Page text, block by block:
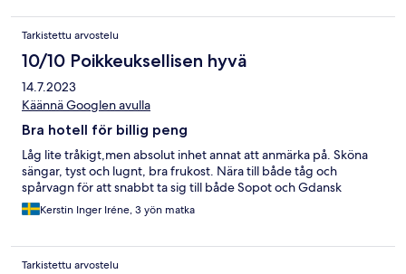
were brown and without taste. There was no cold water and the
juice was watered out. Do not stay here, if you want too do
yourself a favor.
Tarkistettu arvostelu
10/10 Poikkeuksellisen hyvä
14.7.2023
Käännä Googlen avulla
Bra hotell för billig peng
Låg lite tråkigt,men absolut inhet annat att anmärka på. Sköna
sängar, tyst och lugnt, bra frukost. Nära till både tåg och
spårvagn för att snabbt ta sig till både Sopot och Gdansk
Kerstin Inger Iréne, 3 yön matka
Tarkistettu arvostelu